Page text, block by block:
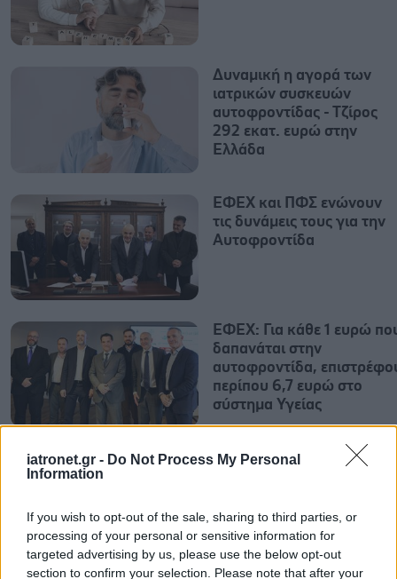
iatronet.gr - Do Not Process My Personal
Information
If you wish to opt-out of the sale, sharing to third parties, or
processing of your personal or sensitive information for
targeted advertising by us, please use the below opt-out
section to confirm your selection. Please note that after your
Δυναμική η αγορά των
ιατρικών συσκευών
αυτοφροντίδας - Τζίρος
292 εκατ. ευρώ στην
Ελλάδα
ΕΦΕΧ και ΠΦΣ ενώνουν
τις δυνάμεις τους για την
Αυτοφροντίδα
ΕΦΕΧ: Για κάθε 1 ευρώ
δαπανάται στην
αυτοφροντίδα,
περίπου 6,7 ευρώ στο
σύστημα Υγείας